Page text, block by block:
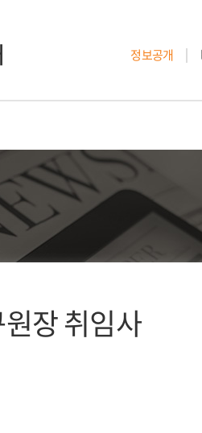
정보공개
장 취임사